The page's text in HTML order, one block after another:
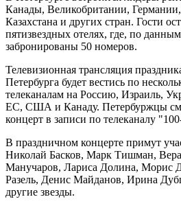
Канады, Великобритании,
Казахстана и других стран. Гости
пятизвездных отелях, где, по
забронированы 50 номеров.
Телевизионная трансляция
Петербурга будет вестись по
телеканалам на Россию, Израиль,
ЕС, США и Канаду. Петербуржцы
концерт в записи по телеканалу
В праздничном концерте примут
Николай Басков, Марк Тишман,
Манучаров, Лариса Долина, Морис
Разель, Денис Майданов, Ирина
другие звезды.